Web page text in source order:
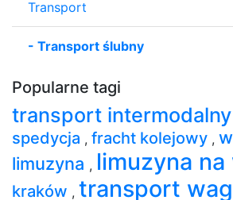
Transport
- Transport ślubny
Popularne tagi
transport intermodalny
spedycja , fracht kolejowy ,
limuzyna , limuzyna na
kraków , transport